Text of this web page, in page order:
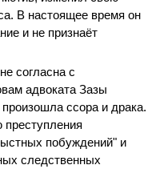
В настоящее время он
и не признаёт
согласна с
адвоката Зазы
ссора и драка.
побуждений" и
следственных